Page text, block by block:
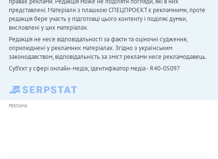
представлені. Матеріали з плашкою СПЕЦПРОЄКТ є рекламними, проте
редакція бере участь у підготовці цього контенту і поділяє думки,
висловлені у цих матеріалах.
Редакція не несе відповідальності за факти та оціночні судження,
оприлюднені у рекламних матеріалах. Згідно з українським
законодавством, відповідальність за зміст реклами несе рекламодавець.
Cуб'єкт у сфері онлайн-медіа; ідентифікатор медіа - R40-05097
РЕКЛАМА